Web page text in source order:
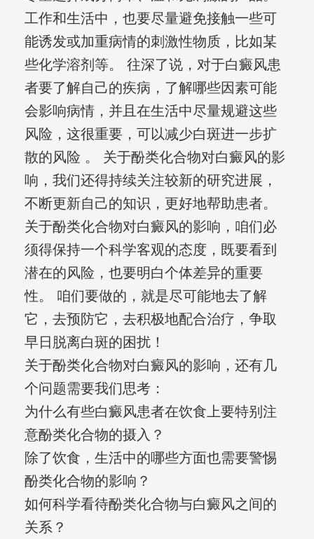
工作和生活中，也要尽量避免接触一些可
能诱发或加重病情的刺激性物质，比如某
些化学溶剂等。 往深了说，对于白癜风患
者要了解自己的疾病，了解哪些因素可能
会影响病情，并且在生活中尽量规避这些
风险，这很重要，可以减少白斑进一步扩
散的风险 。 关于酚类化合物对白癜风的影
响，我们还得持续关注较新的研究进展，
不断更新自己的知识，更好地帮助患者。
关于酚类化合物对白癜风的影响，咱们必
须得保持一个科学客观的态度，既要看到
潜在的风险，也要明白个体差异的重要
性。 咱们要做的，就是尽可能地去了解
它，去预防它，去积极地配合治疗，争取
早日脱离白斑的困扰！
关于酚类化合物对白癜风的影响，还有几
个问题需要我们思考：
为什么有些白癜风患者在饮食上要特别注
意酚类化合物的摄入？
除了饮食，生活中的哪些方面也需要警惕
酚类化合物的影响？
如何科学看待酚类化合物与白癜风之间的
关系？